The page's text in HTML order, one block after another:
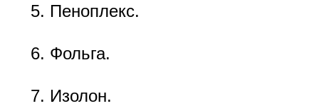
Пеноплекс.
Фольга.
Изолон.